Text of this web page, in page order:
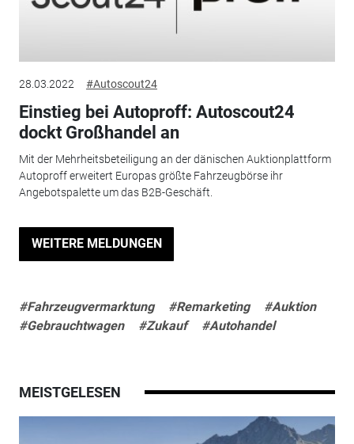
28.03.2022 #Autoscout24
Einstieg bei Autoproff: Autoscout24
dockt Großhandel an
Mit der Mehrheitsbeteiligung an der dänischen Auktionplattform
Autoproff erweitert Europas größte Fahrzeugbörse ihr
Angebotspalette um das B2B-Geschäft.
WEITERE MELDUNGEN
#Fahrzeugvermarktung #Remarketing
#Auktion
#Gebrauchtwagen
#Zukauf #Autohandel
MEISTGELESEN